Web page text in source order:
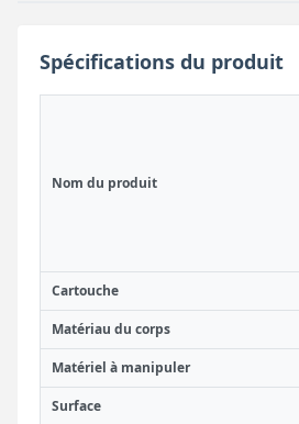
Spécifications du produit
Nom du produit
Cartouche
Matériau du corps
Matériel à manipuler
Surface